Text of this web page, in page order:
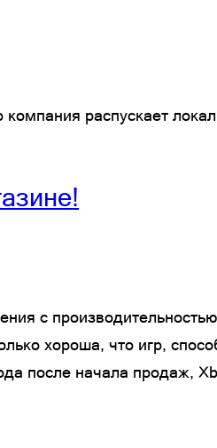
распускает
с
хороша, что игр,
после начала продаж,